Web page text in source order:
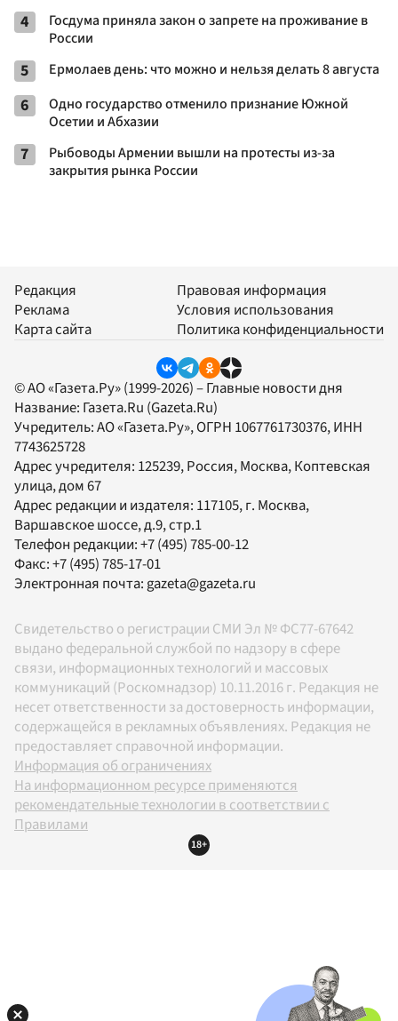
4
Госдума приняла закон о запрете на проживание в
России
5 Ермолаев день: что можно и нельзя делать 8 августа
6
Одно государство отменило признание Южной
Осетии и Абхазии
7
Рыбоводы Армении вышли на протесты из-за
закрытия рынка России
Редакция
Реклама
Карта сайта
Правовая информация
Условия использования
Политика конфиденциальности
© АО «Газета.Ру» (1999-2026) – Главные новости дня
Название: Газета.Ru (Gazeta.Ru)
Учредитель:АО «Газета.Ру», ОГРН 1067761730376, ИНН
7743625728
Адрес учредителя: 125239, Россия, Москва, Коптевская
улица, дом 67
Адрес редакции и издателя: 117105, г. Москва,
Варшавское шоссе, д.9, стр.1
Телефон редакции:+7 (495) 785-00-12
Факс:+7 (495) 785-17-01
Электронная почта:gazeta@gazeta.ru
Свидетельство о регистрации СМИ Эл № ФС77-67642
выдано федеральной службой по надзору в сфере
связи, информационных технологий и массовых
коммуникаций (Роскомнадзор) 10.11.2016 г. Редакция не
несет ответственности за достоверность информации,
содержащейся в рекламных объявлениях. Редакция не
предоставляет справочной информации.
Информация об ограничениях
На информационном ресурсе применяются
рекомендательные технологии в соответствии с
Правилами
18+